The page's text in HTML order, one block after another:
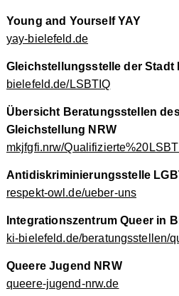
Young and Yourself YAY
yay-bielefeld.de
Gleichstellungsstelle der Stadt
bielefeld.de/LSBTIQ
Übersicht Beratungsstellen
Gleichstellung NRW
mkjfgfi.nrw/
Antidiskriminierungsstelle
respekt-owl.de/ueber-uns
Integrationszentrum Queer in
ki-bielefeld.de/beratungsstellen/
Queere Jugend NRW
queere-jugend-nrw.de